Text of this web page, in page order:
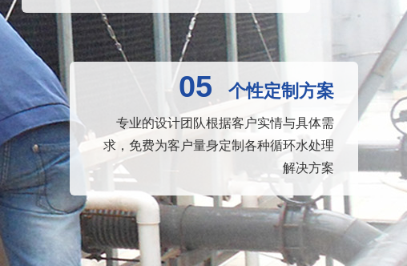
05 个性定制方案
专业的设计团队根据客户实情与具体需
求，免费为客户量身定制各种循环水处理
解决方案